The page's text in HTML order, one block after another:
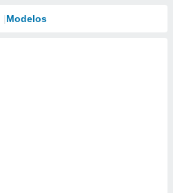
Modelos